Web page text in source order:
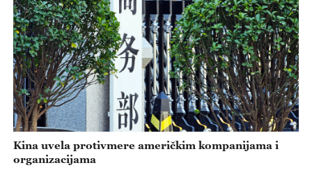
Kina uvela protivmere američkim kompanijama i
organizacijama